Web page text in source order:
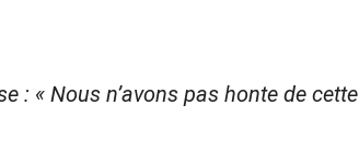
: « Nous n’avons pas honte de cette